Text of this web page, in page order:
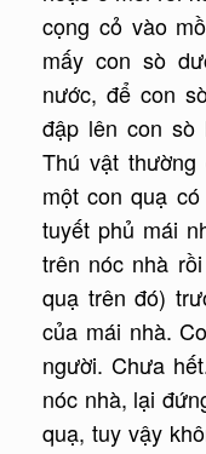
cọng cỏ vào
mấy con sò
nước, để con
đập lên con
Thú vật
một con quạ
tuyết phủ mái
trên nóc nhà
quạ trên đó)
của mái nhà.
người. Chưa
nóc nhà, lại
quạ, tuy vậy